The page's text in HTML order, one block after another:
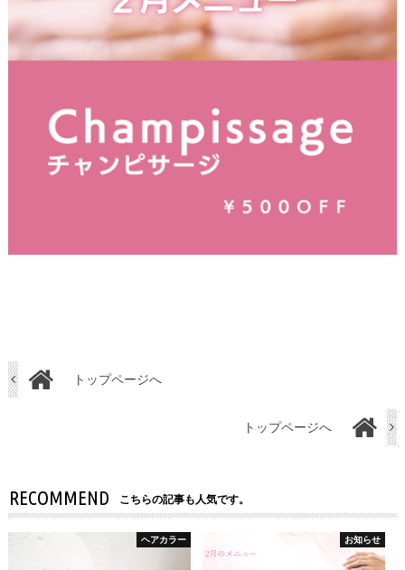
トップページへ
トップページへ
RECOMMEND こちらの記事も人気です。
ヘアカラー お知らせ